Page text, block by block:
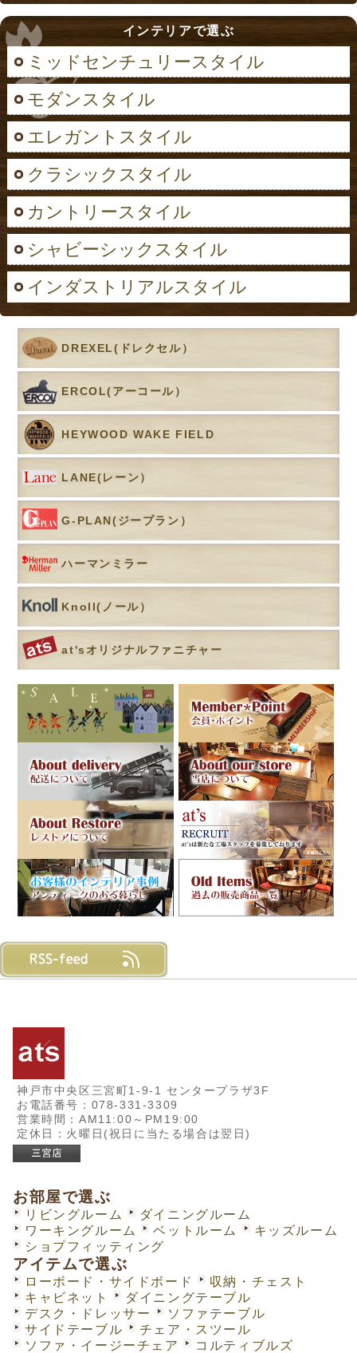
インテリアで選ぶ
ミッドセンチュリースタイル
モダンスタイル
エレガントスタイル
クラシックスタイル
カントリースタイル
シャビーシックスタイル
インダストリアルスタイル
DREXEL(ドレクセル）
ERCOL(アーコール）
HEYWOOD WAKE FIELD
LANE(レーン）
G-PLAN(ジープラン）
ハーマンミラー
Knoll(ノール）
at'sオリジナルファニチャー
神戸市中央区三宮町1-9-1 センタープラザ3F
お電話番号：078-331-3309
営業時間：AM11:00～PM19:00
定休日：火曜日(祝日に当たる場合は翌日)
お部屋で選ぶ
リビングルーム
ダイニングルーム
ワーキングルーム
ベットルーム
キッズルーム
ショプフィッティング
アイテムで選ぶ
ローボード・サイドボード
収納・チェスト
キャビネット
ダイニングテーブル
デスク・ドレッサー
ソファテーブル
サイドテーブル
チェア・スツール
ソファ・イージーチェア
コルティブルズ